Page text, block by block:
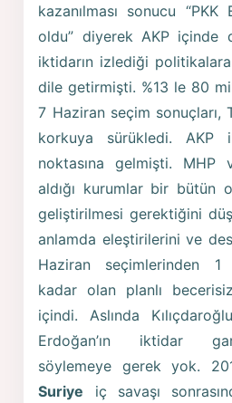
kazanılması sonucu “PKK
oldu” diyerek AKP içinde
iktidarın izlediği
dile getirmişti. %13 le 80
7 Haziran seçim sonuçları,
korkuya sürükledi. AKP
noktasına gelmişti. MHP
aldığı kurumlar bir bütün
geliştirilmesi gerektiğini
anlamda eleştirilerini ve
Haziran seçimlerinden 1
kadar olan planlı
içindi. Aslında
Erdoğan’ın iktidar
söylemeye gerek yok.
Suriye iç savaşı